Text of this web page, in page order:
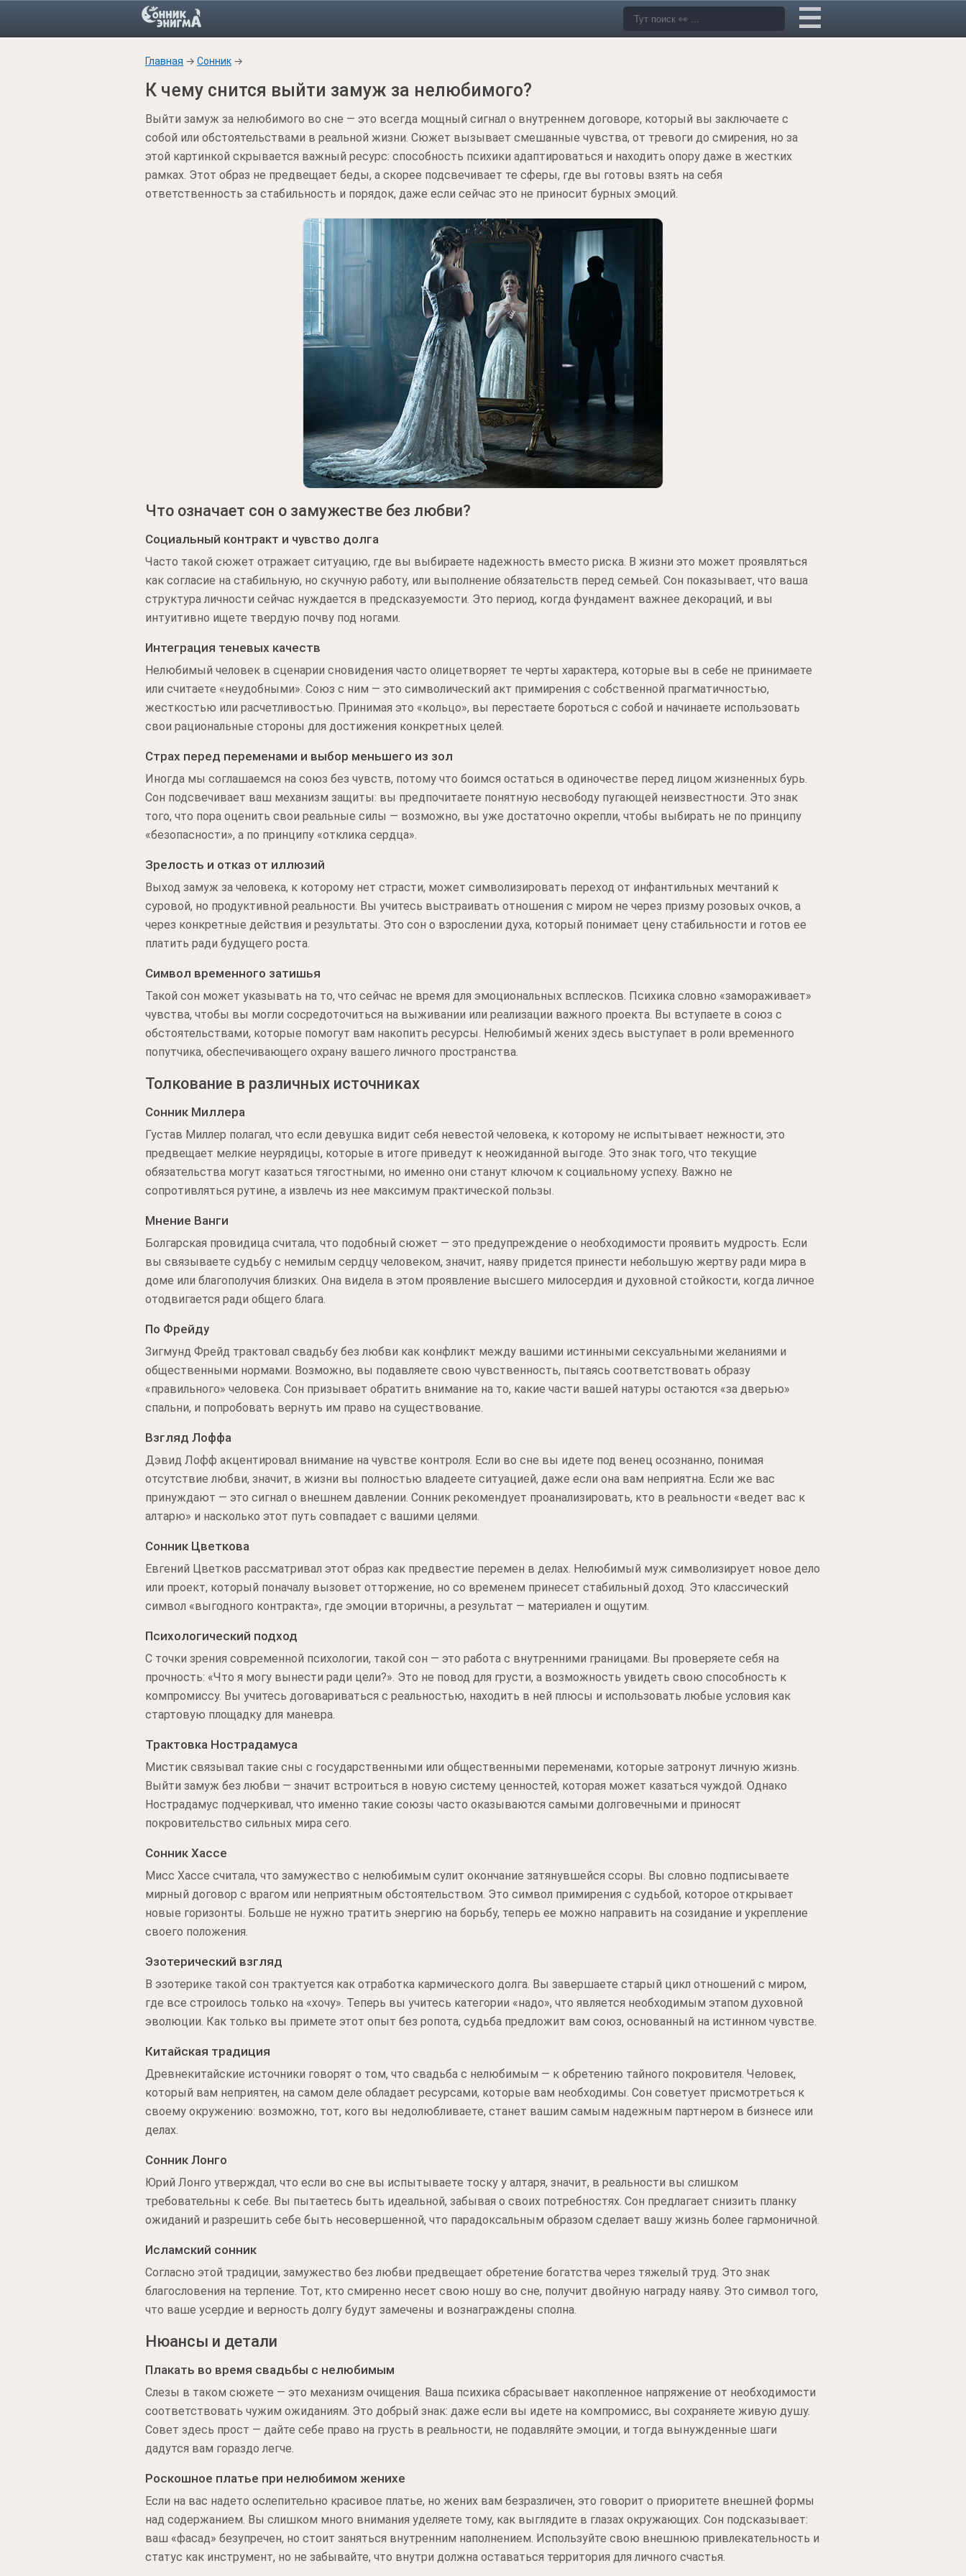
Главная → Сонник →
К чему снится выйти замуж за нелюбимого?
Выйти замуж за нелюбимого во сне — это всегда мощный сигнал о внутреннем договоре, который вы заключаете с
собой или обстоятельствами в реальной жизни. Сюжет вызывает смешанные чувства, от тревоги до смирения, но за
этой картинкой скрывается важный ресурс: способность психики адаптироваться и находить опору даже в жестких
рамках. Этот образ не предвещает беды, а скорее подсвечивает те сферы, где вы готовы взять на себя
ответственность за стабильность и порядок, даже если сейчас это не приносит бурных эмоций.
Что означает сон о замужестве без любви?
Социальный контракт и чувство долга
Часто такой сюжет отражает ситуацию, где вы выбираете надежность вместо риска. В жизни это может проявляться
как согласие на стабильную, но скучную работу, или выполнение обязательств перед семьей. Сон показывает, что ваша
структура личности сейчас нуждается в предсказуемости. Это период, когда фундамент важнее декораций, и вы
интуитивно ищете твердую почву под ногами.
Интеграция теневых качеств
Нелюбимый человек в сценарии сновидения часто олицетворяет те черты характера, которые вы в себе не принимаете
или считаете «неудобными». Союз с ним — это символический акт примирения с собственной прагматичностью,
жесткостью или расчетливостью. Принимая это «кольцо», вы перестаете бороться с собой и начинаете использовать
свои рациональные стороны для достижения конкретных целей.
Страх перед переменами и выбор меньшего из зол
Иногда мы соглашаемся на союз без чувств, потому что боимся остаться в одиночестве перед лицом жизненных бурь.
Сон подсвечивает ваш механизм защиты: вы предпочитаете понятную несвободу пугающей неизвестности. Это знак
того, что пора оценить свои реальные силы — возможно, вы уже достаточно окрепли, чтобы выбирать не по принципу
«безопасности», а по принципу «отклика сердца».
Зрелость и отказ от иллюзий
Выход замуж за человека, к которому нет страсти, может символизировать переход от инфантильных мечтаний к
суровой, но продуктивной реальности. Вы учитесь выстраивать отношения с миром не через призму розовых очков, а
через конкретные действия и результаты. Это сон о взрослении духа, который понимает цену стабильности и готов ее
платить ради будущего роста.
Символ временного затишья
Такой сон может указывать на то, что сейчас не время для эмоциональных всплесков. Психика словно «замораживает»
чувства, чтобы вы могли сосредоточиться на выживании или реализации важного проекта. Вы вступаете в союз с
обстоятельствами, которые помогут вам накопить ресурсы. Нелюбимый жених здесь выступает в роли временного
попутчика, обеспечивающего охрану вашего личного пространства.
Толкование в различных источниках
Сонник Миллера
Густав Миллер полагал, что если девушка видит себя невестой человека, к которому не испытывает нежности, это
предвещает мелкие неурядицы, которые в итоге приведут к неожиданной выгоде. Это знак того, что текущие
обязательства могут казаться тягостными, но именно они станут ключом к социальному успеху. Важно не
сопротивляться рутине, а извлечь из нее максимум практической пользы.
Мнение Ванги
Болгарская провидица считала, что подобный сюжет — это предупреждение о необходимости проявить мудрость. Если
вы связываете судьбу с немилым сердцу человеком, значит, наяву придется принести небольшую жертву ради мира в
доме или благополучия близких. Она видела в этом проявление высшего милосердия и духовной стойкости, когда личное
отодвигается ради общего блага.
По Фрейду
Зигмунд Фрейд трактовал свадьбу без любви как конфликт между вашими истинными сексуальными желаниями и
общественными нормами. Возможно, вы подавляете свою чувственность, пытаясь соответствовать образу
«правильного» человека. Сон призывает обратить внимание на то, какие части вашей натуры остаются «за дверью»
спальни, и попробовать вернуть им право на существование.
Взгляд Лоффа
Дэвид Лофф акцентировал внимание на чувстве контроля. Если во сне вы идете под венец осознанно, понимая
отсутствие любви, значит, в жизни вы полностью владеете ситуацией, даже если она вам неприятна. Если же вас
принуждают — это сигнал о внешнем давлении. Сонник рекомендует проанализировать, кто в реальности «ведет вас к
алтарю» и насколько этот путь совпадает с вашими целями.
Сонник Цветкова
Евгений Цветков рассматривал этот образ как предвестие перемен в делах. Нелюбимый муж символизирует новое дело
или проект, который поначалу вызовет отторжение, но со временем принесет стабильный доход. Это классический
символ «выгодного контракта», где эмоции вторичны, а результат — материален и ощутим.
Психологический подход
С точки зрения современной психологии, такой сон — это работа с внутренними границами. Вы проверяете себя на
прочность: «Что я могу вынести ради цели?». Это не повод для грусти, а возможность увидеть свою способность к
компромиссу. Вы учитесь договариваться с реальностью, находить в ней плюсы и использовать любые условия как
стартовую площадку для маневра.
Трактовка Нострадамуса
Мистик связывал такие сны с государственными или общественными переменами, которые затронут личную жизнь.
Выйти замуж без любви — значит встроиться в новую систему ценностей, которая может казаться чуждой. Однако
Нострадамус подчеркивал, что именно такие союзы часто оказываются самыми долговечными и приносят
покровительство сильных мира сего.
Сонник Хассе
Мисс Хассе считала, что замужество с нелюбимым сулит окончание затянувшейся ссоры. Вы словно подписываете
мирный договор с врагом или неприятным обстоятельством. Это символ примирения с судьбой, которое открывает
новые горизонты. Больше не нужно тратить энергию на борьбу, теперь ее можно направить на созидание и укрепление
своего положения.
Эзотерический взгляд
В эзотерике такой сон трактуется как отработка кармического долга. Вы завершаете старый цикл отношений с миром,
где все строилось только на «хочу». Теперь вы учитесь категории «надо», что является необходимым этапом духовной
эволюции. Как только вы примете этот опыт без ропота, судьба предложит вам союз, основанный на истинном чувстве.
Китайская традиция
Древнекитайские источники говорят о том, что свадьба с нелюбимым — к обретению тайного покровителя. Человек,
который вам неприятен, на самом деле обладает ресурсами, которые вам необходимы. Сон советует присмотреться к
своему окружению: возможно, тот, кого вы недолюбливаете, станет вашим самым надежным партнером в бизнесе или
делах.
Сонник Лонго
Юрий Лонго утверждал, что если во сне вы испытываете тоску у алтаря, значит, в реальности вы слишком
требовательны к себе. Вы пытаетесь быть идеальной, забывая о своих потребностях. Сон предлагает снизить планку
ожиданий и разрешить себе быть несовершенной, что парадоксальным образом сделает вашу жизнь более гармоничной.
Исламский сонник
Согласно этой традиции, замужество без любви предвещает обретение богатства через тяжелый труд. Это знак
благословения на терпение. Тот, кто смиренно несет свою ношу во сне, получит двойную награду наяву. Это символ того,
что ваше усердие и верность долгу будут замечены и вознаграждены сполна.
Нюансы и детали
Плакать во время свадьбы с нелюбимым
Слезы в таком сюжете — это механизм очищения. Ваша психика сбрасывает накопленное напряжение от необходимости
соответствовать чужим ожиданиям. Это добрый знак: даже если вы идете на компромисс, вы сохраняете живую душу.
Совет здесь прост — дайте себе право на грусть в реальности, не подавляйте эмоции, и тогда вынужденные шаги
дадутся вам гораздо легче.
Роскошное платье при нелюбимом женихе
Если на вас надето ослепительно красивое платье, но жених вам безразличен, это говорит о приоритете внешней формы
над содержанием. Вы слишком много внимания уделяете тому, как выглядите в глазах окружающих. Сон подсказывает:
ваш «фасад» безупречен, но стоит заняться внутренним наполнением. Используйте свою внешнюю привлекательность и
статус как инструмент, но не забывайте, что внутри должна оставаться территория для личного счастья.